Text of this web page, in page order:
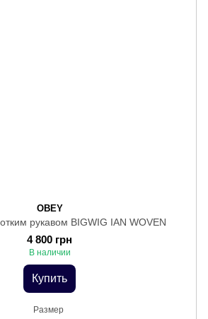
OBEY
рукавом BIGWIG IAN WOVEN
4 800 грн
В наличии
Купить
Размер